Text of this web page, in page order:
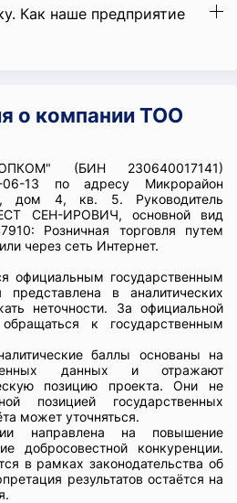
Как наше предприятие
о компании ТОО
(БИН 230640017141)
06-13 по адресу Микрорайон
дом 4, кв. 5. Руководитель
СЕН-ИРОВИЧ, основной вид
Розничная торговля путем
через сеть Интернет.
официальным государственным
в аналитических
неточности. За официальной
к государственным
баллы основаны на
данных и отражают
позицию проекта. Они не
позицией государственных
может уточняться.
направлена на повышение
добросовестной конкуренции.
в рамках законодательства об
результатов остаётся на